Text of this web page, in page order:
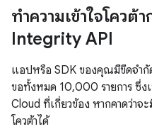
ทำความเข้าใจโควต้
Integrity API
แอปหรือ SDK ของคุณมีขีดจำกั
ขอทั้งหมด 10,000 รายการ ซึ่ง
Cloud ที่เกี่ยวข้อง หากคาดว่า
โควต้าได้